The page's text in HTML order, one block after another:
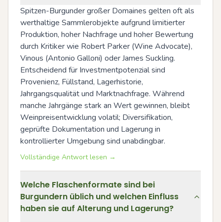
Spitzen-Burgunder großer Domaines gelten oft als
werthaltige Sammlerobjekte aufgrund limitierter
Produktion, hoher Nachfrage und hoher Bewertung
durch Kritiker wie Robert Parker (Wine Advocate),
Vinous (Antonio Galloni) oder James Suckling.
Entscheidend für Investmentpotenzial sind
Provenienz, Füllstand, Lagerhistorie,
Jahrgangsqualität und Marktnachfrage. Während
manche Jahrgänge stark an Wert gewinnen, bleibt
Weinpreisentwicklung volatil; Diversifikation,
geprüfte Dokumentation und Lagerung in
kontrollierter Umgebung sind unabdingbar.
Vollständige Antwort lesen →
Welche Flaschenformate sind bei
Burgundern üblich und welchen Einfluss
haben sie auf Alterung und Lagerung?